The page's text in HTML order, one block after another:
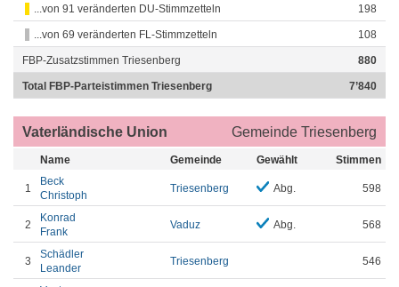
...von 91 veränderten DU-Stimmzetteln 198
...von 69 veränderten FL-Stimmzetteln 108
FBP-Zusatzstimmen Triesenberg 880
Total FBP-Parteistimmen Triesenberg 7’840
Vaterländische Union Gemeinde Triesenberg
Name Gemeinde Gewählt Stimmen
1
Beck
Christoph
Triesenberg Abg. 598
2
Konrad
Frank
Vaduz Abg. 568
3
Schädler
Leander
Triesenberg 546